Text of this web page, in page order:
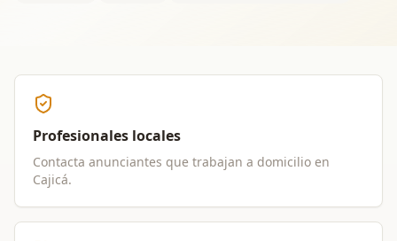
Profesionales locales
Contacta anunciantes que trabajan a domicilio en
Cajicá.